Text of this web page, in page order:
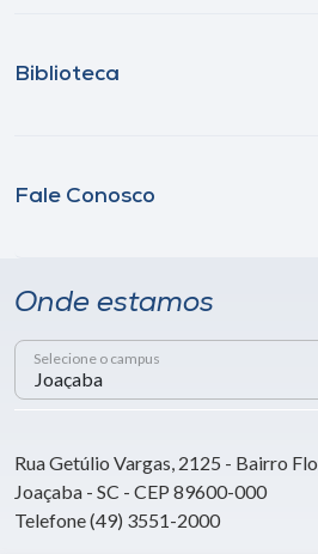
Biblioteca
Fale Conosco
Onde estamos
Selecione o campus
Rua Getúlio Vargas, 2125 - Bairro
Joaçaba - SC - CEP 89600-000
Telefone (49) 3551-2000